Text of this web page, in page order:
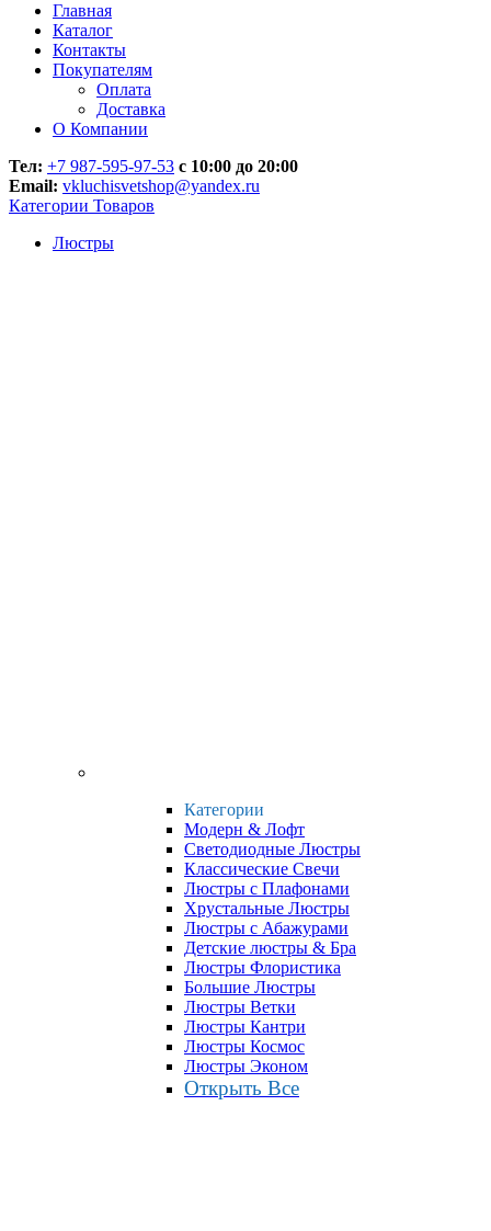
Главная
Каталог
Контакты
Покупателям
Оплата
Доставка
О Компании
Тел: +7 987-595-97-53 с 10:00 до 20:00
Email: vkluchisvetshop@yandex.ru
Категории Товаров
Люстры
Категории
Модерн & Лофт
Светодиодные Люстры
Классические Свечи
Люстры с Плафонами
Хрустальные Люстры
Люстры с Абажурами
Детские люстры & Бра
Люстры Флористика
Большие Люстры
Люстры Ветки
Люстры Кантри
Люстры Космос
Люстры Эконом
Открыть Все